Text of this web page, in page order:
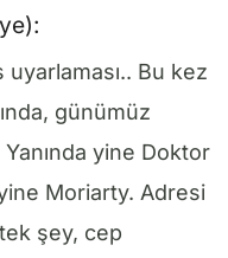
Bu kez
günümüz
yine Doktor
Moriarty. Adresi
şey, cep